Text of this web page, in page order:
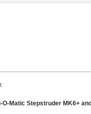
O-Matic Stepstruder MK6+ and